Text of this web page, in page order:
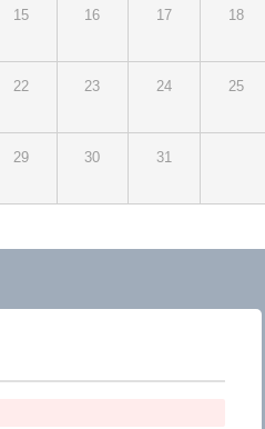
15 16 17 18
22 23 24 25
29 30 31